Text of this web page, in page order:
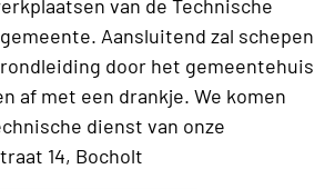
van de Technische
Aansluitend zal schepen
door het gemeentehuis
af met een drankje. We komen
dienst van onze
14, Bocholt